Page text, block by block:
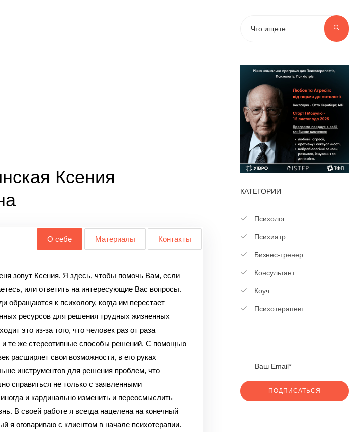
Ксения
О себе Материалы Контакты
зовут Ксения. Я здесь, чтобы помочь Вам, если
или ответить на интересующие Вас вопросы.
обращаются к психологу, когда им перестает
ресурсов для решения трудных жизненных
это из-за того, что человек раз от раза
и те же стереотипные способы решений. С помощью
расширяет свои возможности, в его руках
инструментов для решения проблем, что
справиться не только с заявленными
и кардинально изменить и переосмыслить
В своей работе я всегда нацелена на конечный
я оговариваю с клиентом в начале психотерапии.
КАТЕГОРИИ
Психолог
Психиатр
Бизнес-тренер
Консультант
Коуч
Психотерапевт
ПОДПИСАТЬСЯ